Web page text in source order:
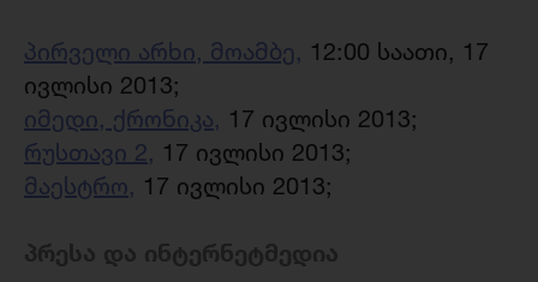
პირველი არხი, მოამბე, 12:00 საათი, 17
ივლისი 2013;
იმედი, ქრონიკა, 17 ივლისი 2013;
რუსთავი 2, 17 ივლისი 2013;
მაესტრო, 17 ივლისი 2013;
პრესა და ინტერნეტმედია